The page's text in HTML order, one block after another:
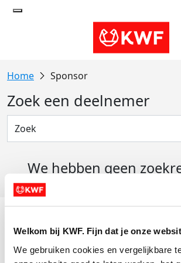
Welkom bij KWF. Fijn dat je onze
We gebruiken cookies en vergelijkbare
Sponsor
Zoek een deelnemer
We hebben geen
Actiematerialen
Evenementen